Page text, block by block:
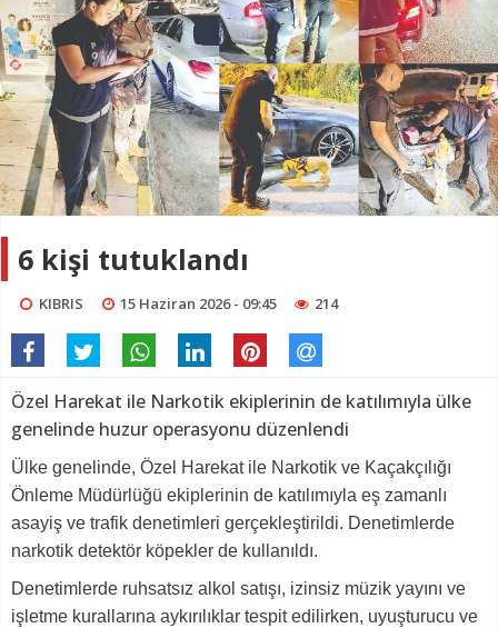
6 kişi tutuklandı
KIBRIS 15 Haziran 2026 - 09:45 214
Özel Harekat ile Narkotik ekiplerinin de katılımıyla ülke
genelinde huzur operasyonu düzenlendi
Ülke genelinde, Özel Harekat ile Narkotik ve Kaçakçılığı
Önleme Müdürlüğü ekiplerinin de katılımıyla eş zamanlı
asayiş ve trafik denetimleri gerçekleştirildi. Denetimlerde
narkotik detektör köpekler de kullanıldı.
Denetimlerde ruhsatsız alkol satışı, izinsiz müzik yayını ve
işletme kurallarına aykırılıklar tespit edilirken, uyuşturucu ve